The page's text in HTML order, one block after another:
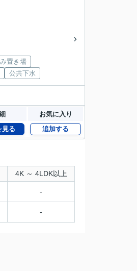
置き場
公共下水
お気に入り
見る 追加する
4K ～ 4LDK以上
-
-